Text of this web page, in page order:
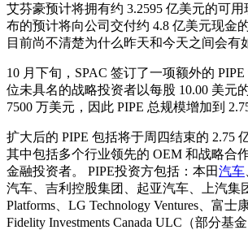
艾芬豪预计将拥有约 3.2595 亿美元的可
布的预计将向公司交付约 4.8 亿美元现金
目前尚不清楚为什么昨天和今天之间会有
10 月下旬，SPAC 签订了一项额外的
位未具名的战略投资者以每股 10.00 美元
7500 万美元，因此 PIPE 总规模增加到
扩大后的 PIPE 包括将于周四结束的 2.75
其中包括多个行业领先的 OEM 和战略合
金融投资者。 PIPE投资方包括：本田汽车
汽车、吉利控股集团、起亚汽车、上汽集
Platforms、LG Technology Ventures、富士康
Fidelity Investments Canada ULC（部分基